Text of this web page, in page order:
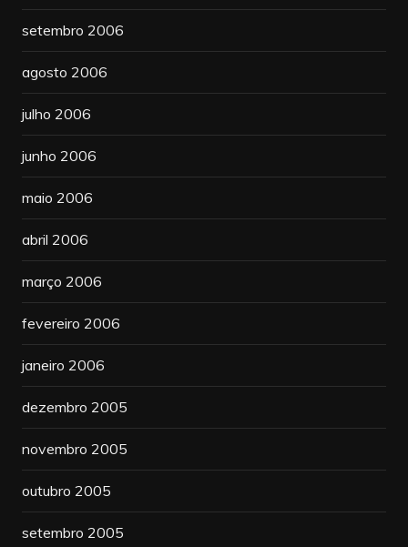
setembro 2006
agosto 2006
julho 2006
junho 2006
maio 2006
abril 2006
março 2006
fevereiro 2006
janeiro 2006
dezembro 2005
novembro 2005
outubro 2005
setembro 2005